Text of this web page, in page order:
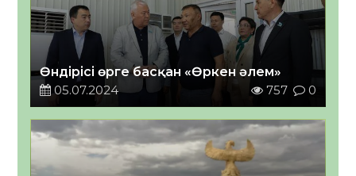
Өндірісі өрге басқан «Өркен әлем»
05.07.2024
757 0